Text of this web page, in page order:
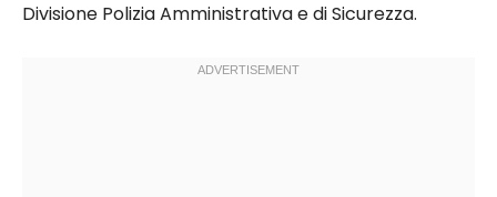
Divisione Polizia Amministrativa e di Sicurezza.